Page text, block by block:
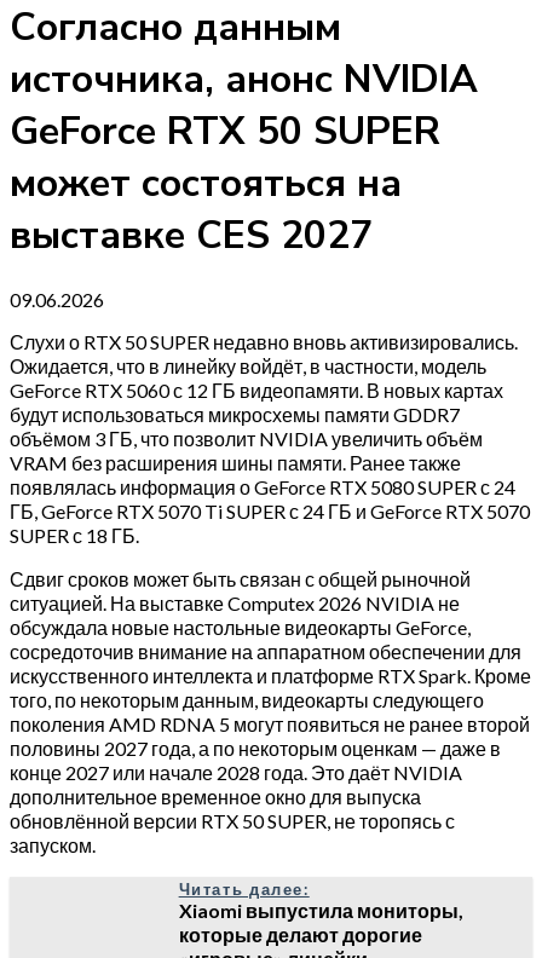
Согласно данным
источника, анонс NVIDIA
GeForce RTX 50 SUPER
может состояться на
выставке CES 2027
09.06.2026
Слухи о RTX 50 SUPER недавно вновь активизировались.
Ожидается, что в линейку войдёт, в частности, модель
GeForce RTX 5060 с 12 ГБ видеопамяти. В новых картах
будут использоваться микросхемы памяти GDDR7
объёмом 3 ГБ, что позволит NVIDIA увеличить объём
VRAM без расширения шины памяти. Ранее также
появлялась информация о GeForce RTX 5080 SUPER с 24
ГБ, GeForce RTX 5070 Ti SUPER с 24 ГБ и GeForce RTX 5070
SUPER с 18 ГБ.
Сдвиг сроков может быть связан с общей рыночной
ситуацией. На выставке Computex 2026 NVIDIA не
обсуждала новые настольные видеокарты GeForce,
сосредоточив внимание на аппаратном обеспечении для
искусственного интеллекта и платформе RTX Spark. Кроме
того, по некоторым данным, видеокарты следующего
поколения AMD RDNA 5 могут появиться не ранее второй
половины 2027 года, а по некоторым оценкам — даже в
конце 2027 или начале 2028 года. Это даёт NVIDIA
дополнительное временное окно для выпуска
обновлённой версии RTX 50 SUPER, не торопясь с
запуском.
Читать далее:
Xiaomi выпустила мониторы,
которые делают дорогие